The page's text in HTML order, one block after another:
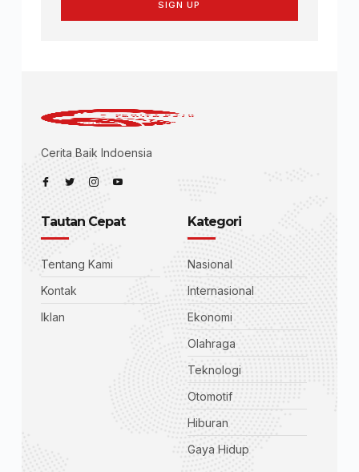
SIGN UP
Cerita Baik Indoensia
Tautan Cepat
Tentang Kami
Kontak
Iklan
Kategori
Nasional
Internasional
Ekonomi
Olahraga
Teknologi
Otomotif
Hiburan
Gaya Hidup